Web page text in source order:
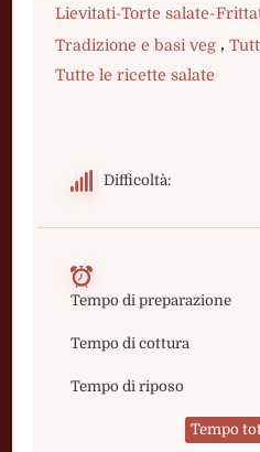
Lievitati-Torte salate-
Tradizione e basi veg ,
Tutte le ricette salate
Difficoltà:
Tempo di preparazione
Tempo di cottura
Tempo di riposo
Tempo